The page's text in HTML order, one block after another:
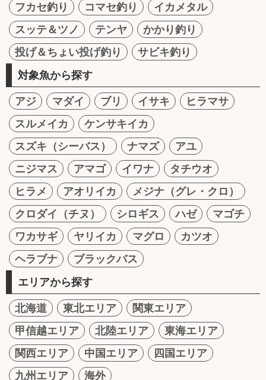
フカセ釣り
コマセ釣り
イカメタル
スッテ＆ツノ
テンヤ
かかり釣り
投げ＆ちょい投げ釣り
サビキ釣り
対象魚から探す
アジ マダイ ブリ イサキ
ヒラマサ
スルメイカ
ケンサキイカ
スズキ（シーバス）
ナマズ
アユ
ニジマス
アマゴ イワナ
タチウオ
ヒラメ
アオリイカ
メジナ（グレ・クロ）
クロダイ（チヌ）
シロギス ハゼ
マゴチ
ワカサギ
ヤリイカ マグロ
カツオ
ヘラブナ
ブラックバス
エリアから探す
北海道 東北エリア
関東エリア
甲信越エリア
北陸エリア
東海エリア
関西エリア
中国エリア
四国エリア
九州エリア
海外